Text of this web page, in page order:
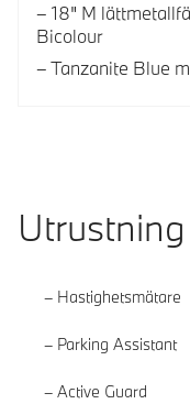
18" M
Bicolour
Tanzanite Blue
Utrustning
Hastighetsmätare
Parking Assistant
Active Guard